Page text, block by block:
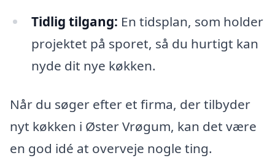
Tidlig tilgang: En tidsplan, som holder
projektet på sporet, så du hurtigt kan
nyde dit nye køkken.
Når du søger efter et firma, der tilbyder
nyt køkken i Øster Vrøgum, kan det være
en god idé at overveje nogle ting.